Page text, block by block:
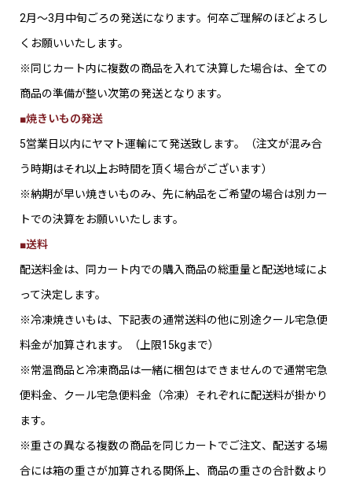
2月～3月中旬ごろの発送になります。何卒ご理解のほどよろし
くお願いいたします。
※同じカート内に複数の商品を入れて決算した場合は、全ての
商品の準備が整い次第の発送となります。
■焼きいもの発送
5営業日以内にヤマト運輸にて発送致します。（注文が混み合
う時期はそれ以上お時間を頂く場合がございます）
※納期が早い焼きいものみ、先に納品をご希望の場合は別カー
トでの決算をお願いいたします。
■送料
配送料金は、同カート内での購入商品の総重量と配送地域によ
って決定します。
※冷凍焼きいもは、下記表の通常送料の他に別途クール宅急便
料金が加算されます。（上限15kgまで）
※常温商品と冷凍商品は一緒に梱包はできませんので通常宅急
便料金、クール宅急便料金（冷凍）それぞれに配送料が掛かり
ます。
※重さの異なる複数の商品を同じカートでご注文、配送する場
合には箱の重さが加算される関係上、商品の重さの合計数より